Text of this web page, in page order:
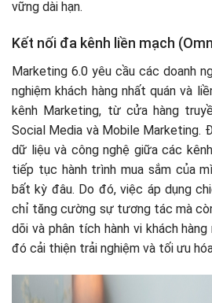
vững dài hạn.
Kết nối đa kênh liền mạch
Marketing 6.0 yêu cầu các doanh
nghiệm khách hàng nhất quán và
kênh Marketing, từ cửa hàng
Social Media và Mobile Marketing.
dữ liệu và công nghệ giữa các
tiếp tục hành trình mua sắm của
bất kỳ đâu. Do đó, việc áp dụng
chỉ tăng cường sự tương tác mà
dõi và phân tích hành vi khách
đó cải thiện trải nghiệm và tối ưu